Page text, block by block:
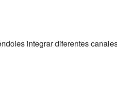
integrar diferentes